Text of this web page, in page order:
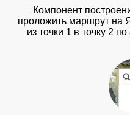
Компонент
проложить маршрут на
из точки 1 в точку 2